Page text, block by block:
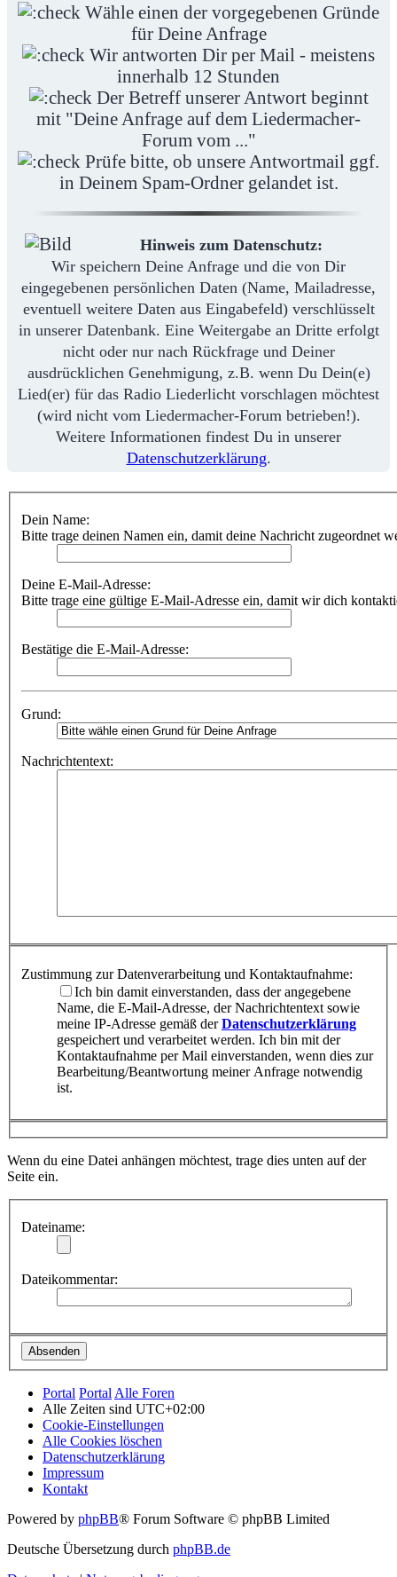
Wähle einen der vorgegebenen Gründe
für Deine Anfrage
Wir antworten Dir per Mail - meistens
innerhalb 12 Stunden
Der Betreff unserer Antwort beginnt
mit "Deine Anfrage auf dem Liedermacher-
Forum vom ..."
Prüfe bitte, ob unsere Antwortmail ggf.
in Deinem Spam-Ordner gelandet ist.
Hinweis zum Datenschutz:
Wir speichern Deine Anfrage und die von Dir
eingegebenen persönlichen Daten (Name, Mailadresse,
eventuell weitere Daten aus Eingabefeld) verschlüsselt
in unserer Datenbank. Eine Weitergabe an Dritte erfolgt
nicht oder nur nach Rückfrage und Deiner
ausdrücklichen Genehmigung, z.B. wenn Du Dein(e)
Lied(er) für das Radio Liederlicht vorschlagen möchtest
(wird nicht vom Liedermacher-Forum betrieben!).
Weitere Informationen findest Du in unserer
Datenschutzerklärung.
Dein Name:
Bitte trage deinen Namen ein, damit deine Nachricht zugeordnet
Deine E-Mail-Adresse:
Bitte trage eine gültige E-Mail-Adresse ein, damit wir dich
Bestätige die E-Mail-Adresse:
Grund:
Nachrichtentext:
Zustimmung zur Datenverarbeitung und Kontaktaufnahme:
Ich bin damit einverstanden, dass der angegebene
Name, die E-Mail-Adresse, der Nachrichtentext sowie
meine IP-Adresse gemäß derDatenschutzerklärung
gespeichert und verarbeitet werden. Ich bin mit der
Kontaktaufnahme per Mail einverstanden, wenn dies zur
Bearbeitung/Beantwortung meiner Anfrage notwendig
ist.
Wenn du eine Datei anhängen möchtest, trage dies unten auf der
Seite ein.
Dateiname:
Dateikommentar:
Portal Portal Alle Foren
Alle Zeiten sind UTC+02:00
Cookie-Einstellungen
Alle Cookies löschen
Datenschutzerklärung
Impressum
Kontakt
Powered by phpBB® Forum Software © phpBB Limited
Deutsche Übersetzung durch phpBB.de